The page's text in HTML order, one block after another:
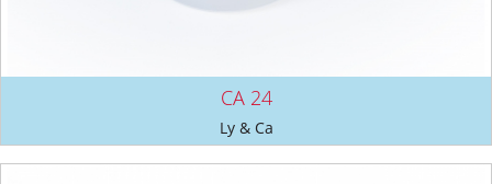
CA 24
Ly & Ca